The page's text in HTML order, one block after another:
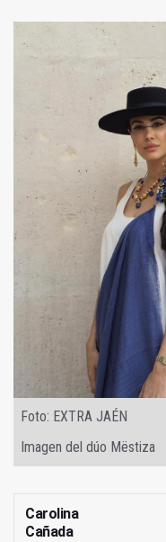
Foto: EXTRA JAÉN
Imagen del dúo Mëstiza
Carolina
Cañada